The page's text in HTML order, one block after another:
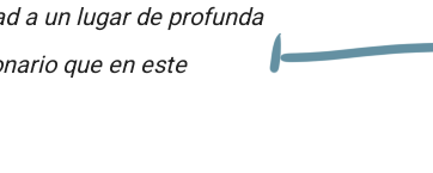
a un lugar de profunda
que en este